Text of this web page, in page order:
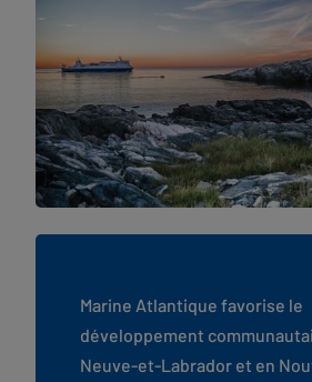
Marine Atlantique favorise le
développement
Neuve-et-Labrador et en